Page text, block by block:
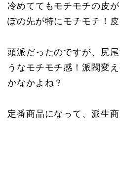
冷めててもモチモチの皮
ぽの先が特にモチモチ！皮
頭派だったのですが、尻
うなモチモチ感！派閥変
かなかよね？
定番商品になって、派生